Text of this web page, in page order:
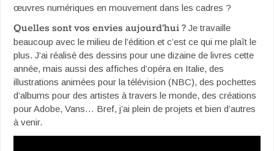
œuvres numériques en mouvement dans les cadres ?
Quelles sont vos envies aujourd’hui ? Je travaille
beaucoup avec le milieu de l’édition et c’est ce qui me plaît le
plus. J’ai réalisé des dessins pour une dizaine de livres cette
année, mais aussi des affiches d’opéra en Italie, des
illustrations animées pour la télévision (NBC), des pochettes
d’albums pour des artistes à travers le monde, des créations
pour Adobe, Vans… Bref, j’ai plein de projets et bien d’autres
à venir.